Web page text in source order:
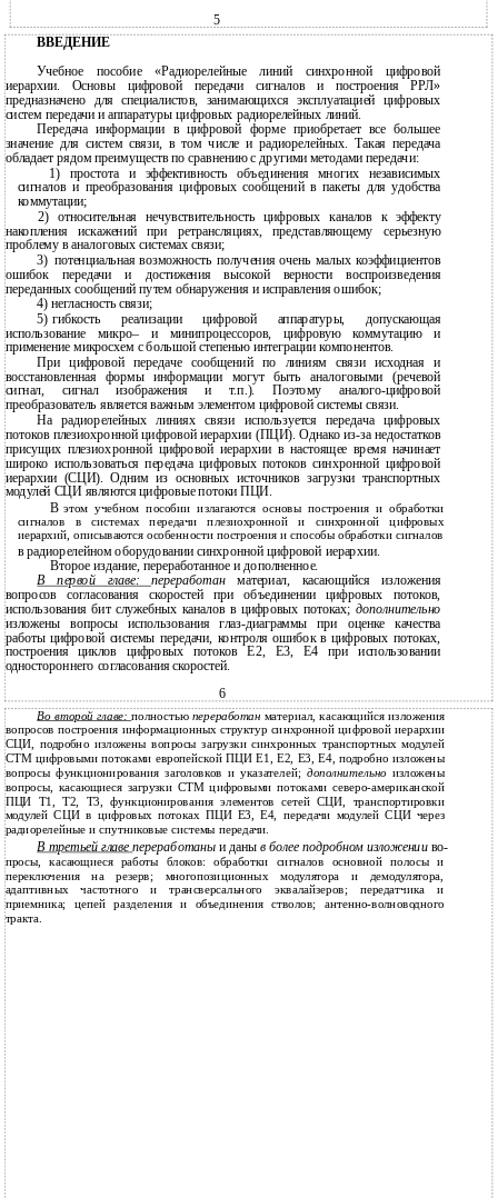
5
ВВЕДЕНИЕ
Учебное пособие «Радиорелейные линий синхронной цифровой
иерархии. Основы цифровой передачи сигналов и построения РРЛ»
предназначено для специалистов, занимающихся эксплуатацией цифровых
систем передачи и аппаратуры цифровых радиорелейных линий.
Передача информации в цифровой форме приобретает все большее
значение для систем связи, в том числе и радиорелейных. Такая передача
обладает рядом преимуществ по сравнению с другими методами передачи:
1) простота и эффективность объединения многих независимых
сигналов и преобразования цифровых сообщений в пакеты для удобства
коммутации;
2) относительная нечувствительность цифровых каналов к эффекту
накопления искажений при ретрансляциях, представляющему серьезную
проблему в аналоговых системах связи;
3) потенциальная возможность получения очень малых коэффициентов
ошибок передачи и достижения высокой верности воспроизведения
переданных сообщений путем обнаружения и исправления ошибок;
4) негласность связи;
5) гибкость реализации цифровой аппаратуры, допускающая
использование микро– и минипроцессоров, цифровую коммутацию и
применение микросхем с большой степенью интеграции компонентов.
При цифровой передаче сообщений по линиям связи исходная и
восстановленная формы информации могут быть аналоговыми (речевой
сигнал, сигнал изображения и т.п.). Поэтому аналого-цифровой
преобразователь является важным элементом цифровой системы связи.
На радиорелейных линиях связи используется передача цифровых
потоков плезиохронной цифровой иерархии (ПЦИ). Однако из-за недостатков
присущих плезиохронной цифровой иерархии в настоящее время начинает
широко использоваться передача цифровых потоков синхронной цифровой
иерархии (СЦИ). Одним из основных источников загрузки транспортных
модулей СЦИ являются цифровые потоки ПЦИ.
В этом учебном пособии излагаются основы построения и обработки
сигналов в системах передачи плезиохронной и синхронной цифровых
иерархий, описываются особенности построения и способы обработки сигналов
в радиорелейном оборудовании синхронной цифровой иерархии.
Второе издание, переработанное и дополненное.
В первой главе:переработанматериал, касающийся изложения
вопросов согласования скоростей при объединении цифровых потоков,
использования бит служебных каналов в цифровых потоках; дополнительно
изложены вопросы использования глаз-диаграммы при оценке качества
работы цифровой системы передачи, контроля ошибок в цифровых потоках,
построения циклов цифровых потоков Е2, Е3, Е4 при использовании
одностороннего согласования скоростей.
6
Во второй главе:полностью переработан материал, касающийся изложения
вопросов построения информационных структур синхронной цифровой иерархии
СЦИ, подробно изложены вопросы загрузки синхронных транспортных модулей
СТМ цифровыми потоками европейской ПЦИ Е1, Е2, Е3, Е4, подробно изложены
вопросы функционирования заголовков и указателей;дополнительно изложены
вопросы, касающиеся загрузки СТМ цифровыми потоками северо-американской
ПЦИ Т1, Т2, Т3, функционирования элементов сетей СЦИ, транспортировки
модулей СЦИ в цифровых потоках ПЦИ Е3, Е4, передачи модулей СЦИ через
радиорелейные и спутниковые системы передачи.
В третьей главепереработаны и даны в более подробном изложении во-
просы, касающиеся работы блоков: обработки сигналов основной полосы и
переключения на резерв; многопозиционных модулятора и демодулятора,
адаптивных частотного и трансверсального эквалайзеров; передатчика и
приемника; цепей разделения и объединения стволов; антенно-волноводного
тракта.